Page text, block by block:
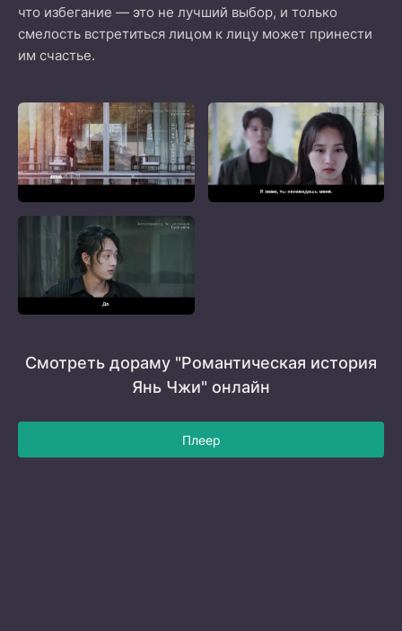
что избегание — это не лучший выбор, и только
смелость встретиться лицом к лицу может принести
им счастье.
Смотреть дораму "Романтическая история
Янь Чжи" онлайн
Плеер